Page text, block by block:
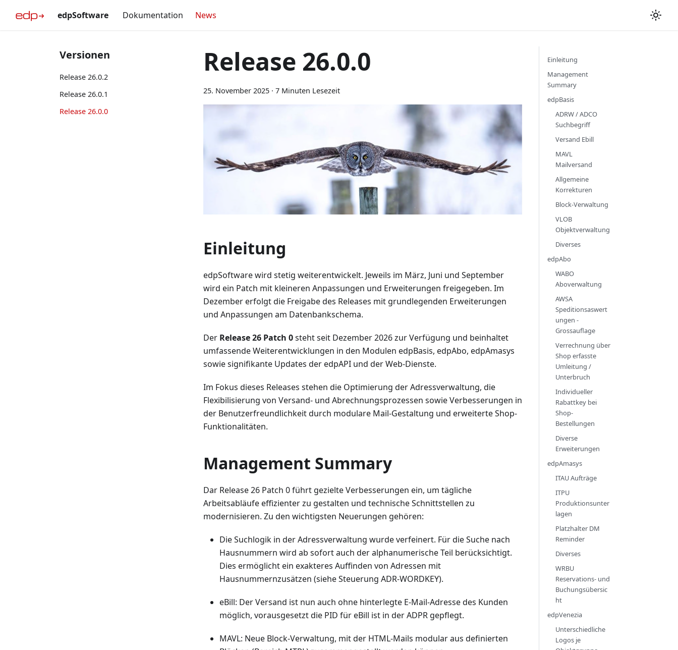
edpSoftware Dokumentation News
Versionen
Release 26.0.2
Release 26.0.1
Release 26.0.0
Release 26.0.0
25. November 2025 · 7 Minuten Lesezeit
Einleitung
edpSoftware wird stetig weiterentwickelt. Jeweils im März, Juni und September
wird ein Patch mit kleineren Anpassungen und Erweiterungen freigegeben. Im
Dezember erfolgt die Freigabe des Releases mit grundlegenden Erweiterungen
und Anpassungen am Datenbankschema.
Der Release 26 Patch 0steht seit Dezember 2026 zur Verfügung und beinhaltet
umfassende Weiterentwicklungen in den Modulen edpBasis, edpAbo, edpAmasys
sowie signifikante Updates der edpAPI und der Web-Dienste.
Im Fokus dieses Releases stehen die Optimierung der Adressverwaltung, die
Flexibilisierung von Versand- und Abrechnungsprozessen sowie Verbesserungen in
der Benutzerfreundlichkeit durch modulare Mail-Gestaltung und erweiterte Shop-
Funktionalitäten.
Management Summary
Dar Release 26 Patch 0 führt gezielte Verbesserungen ein, um tägliche
Arbeitsabläufe effizienter zu gestalten und technische Schnittstellen zu
modernisieren. Zu den wichtigsten Neuerungen gehören:
Die Suchlogik in der Adressverwaltung wurde verfeinert. Für die Suche nach
Hausnummern wird ab sofort auch der alphanumerische Teil berücksichtigt.
Dies ermöglicht ein exakteres Auffinden von Adressen mit
Hausnummernzusätzen (siehe Steuerung ADR-WORDKEY).
eBill: Der Versand ist nun auch ohne hinterlegte E-Mail-Adresse des Kunden
möglich, vorausgesetzt die PID für eBill ist in der ADPR gepflegt.
MAVL: Neue Block-Verwaltung, mit der HTML-Mails modular aus definierten
Einleitung
Management
Summary
edpBasis
ADRW / ADCO
Suchbegriff
Versand Ebill
MAVL
Mailversand
Allgemeine
Korrekturen
Block-Verwaltung
VLOB
Objektverwaltung
Diverses
edpAbo
WABO
Aboverwaltung
AWSA
Speditionsaswert
ungen -
Grossauflage
Verrechnung über
Shop erfasste
Umleitung /
Unterbruch
Individueller
Rabattkey bei
Shop-
Bestellungen
Diverse
Erweiterungen
edpAmasys
ITAU Aufträge
ITPU
Produktionsunter
lagen
Platzhalter DM
Reminder
Diverses
WRBU
Reservations- und
Buchungsübersic
ht
edpVenezia
Unterschiedliche
Logos je